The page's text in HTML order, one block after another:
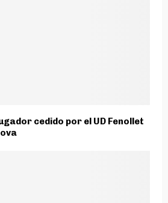
cedido por el UD Fenollet